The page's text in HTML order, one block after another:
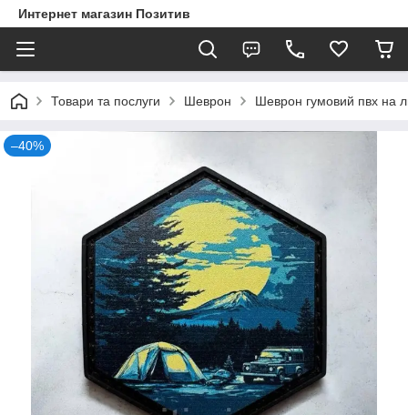
Интернет магазин Позитив
Товари та послуги Шеврон Шеврон гумовий пвх на
–40%